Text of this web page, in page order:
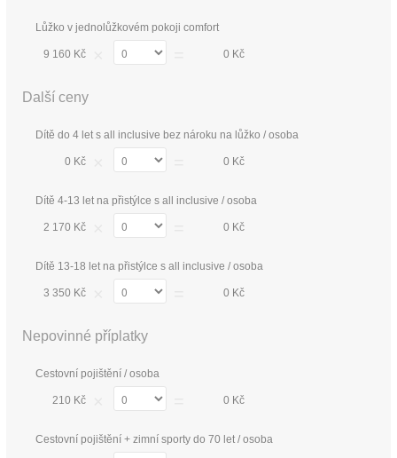
Lůžko v jednolůžkovém pokoji comfort
9 160 Kč 0 Kč
Další ceny
Dítě do 4 let s all inclusive bez nároku na lůžko / osoba
0 Kč 0 Kč
Dítě 4-13 let na přistýlce s all inclusive / osoba
2 170 Kč 0 Kč
Dítě 13-18 let na přistýlce s all inclusive / osoba
3 350 Kč 0 Kč
Nepovinné příplatky
Cestovní pojištění / osoba
210 Kč 0 Kč
Cestovní pojištění + zimní sporty do 70 let / osoba